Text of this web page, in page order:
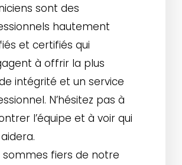
sont des
hautement
et certifiés qui
à offrir la plus
intégrité et un service
N’hésitez pas à
l’équipe et à voir qui
sommes fiers de notre